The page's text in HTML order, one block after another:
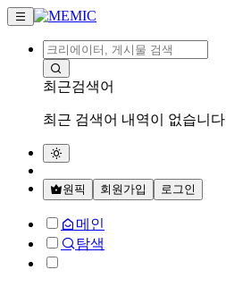
최근검색어
최근 검색어 내역이 없습니다
원픽 회원가입 로그인
메인
탐색